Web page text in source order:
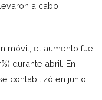
a cabo
móvil, el aumento fue
durante abril. En
contabilizó en junio,